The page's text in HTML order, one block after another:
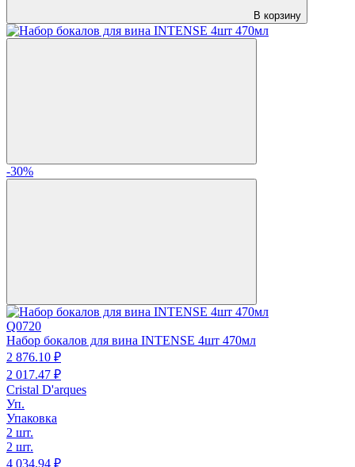
В корзину
-30%
Q0720
Набор бокалов для вина INTENSE 4шт 470мл
2 876.10 ₽
2 017.47 ₽
Cristal D'arques
Уп.
Упаковка
2 шт.
2 шт.
4 034.94 ₽